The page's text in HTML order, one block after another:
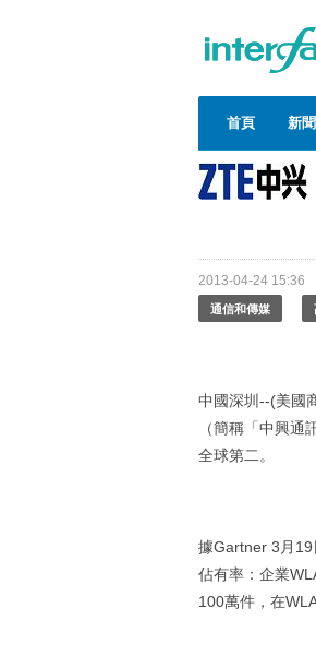
首頁 新
2013-04-24 15:36
通信和傳媒
中國深圳--(美國
（簡稱「中興
全球第二。
據Gartner 3月
佔有率：企業
100萬件，在